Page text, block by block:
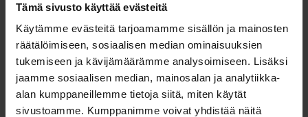
Tämä sivusto käyttää evästeitä
Käytämme evästeitä tarjoamamme sisällön ja mainosten
räätälöimiseen, sosiaalisen median ominaisuuksien
tukemiseen ja kävijämäärämme analysoimiseen. Lisäksi
jaamme sosiaalisen median, mainosalan ja analytiikka-
alan kumppaneillemme tietoja siitä, miten käytät
sivustoamme. Kumppanimme voivat yhdistää näitä
23.8.2024
Alex Reyes
Lue artikkeli